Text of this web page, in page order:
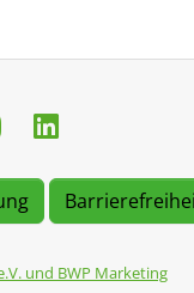
und BWP Marketing